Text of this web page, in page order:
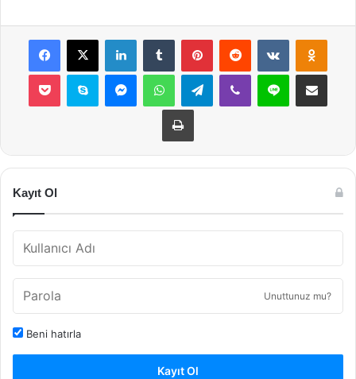
Facebook
X LinkedInTumblr PinterestReddit VKontakte
Pocket Skype MessengerWhatsAppTelegramViber Line E-Posta ile
Yazdır
Kayıt Ol
Unuttunuz mu?
Beni hatırla
Kayıt Ol